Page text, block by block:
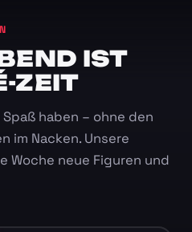
IST
ZEIT
haben – ohne den
im Nacken. Unsere
Woche neue Figuren und